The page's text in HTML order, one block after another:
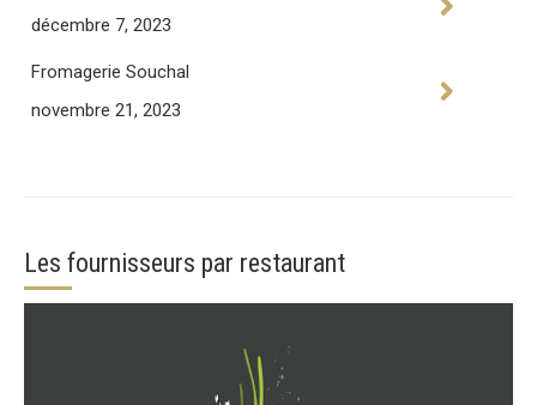
décembre 7, 2023
Fromagerie Souchal
novembre 21, 2023
Les fournisseurs par restaurant